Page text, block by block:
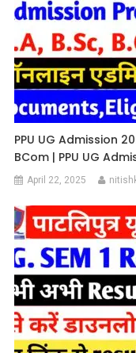
PPU UG Admission
BCom | PPU UG
April 22, 2025